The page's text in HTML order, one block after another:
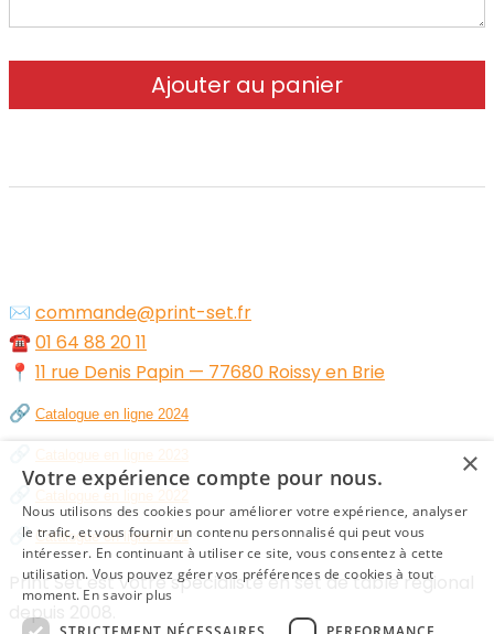
✉️ commande@print-set.fr
☎️01 64 88 20 11
📍 11 rue Denis Papin — 77680 Roissy en Brie
🔗 Catalogue en ligne 2024
🔗 Catalogue en ligne 2021
Print Set est votre spécialiste en set de table régional
depuis 2008.
×
Votre expérience compte pour nous.
Nous utilisons des cookies pour améliorer votre expérience, analyser
le trafic, et vous fournir un contenu personnalisé qui peut vous
intéresser. En continuant à utiliser ce site, vous consentez à cette
utilisation. Vous pouvez gérer vos préférences de cookies à tout
moment. En savoir plus